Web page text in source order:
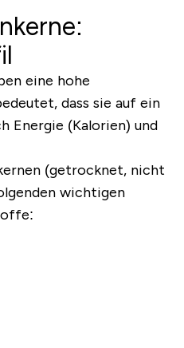
eine hohe
dass sie auf ein
Energie (Kalorien) und
(getrocknet, nicht
wichtigen